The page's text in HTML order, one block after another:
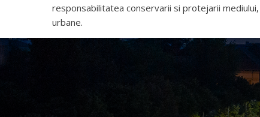
responsabilitatea conservarii si protejarii
urbane.